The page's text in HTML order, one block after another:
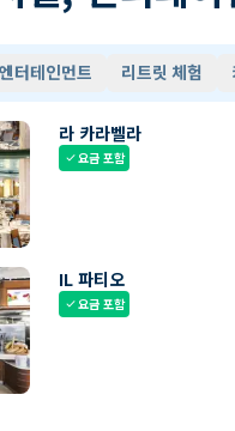
터테인먼트 리트릿 체험
라 카라벨라
check요금 포함
IL 파티오
check요금 포함